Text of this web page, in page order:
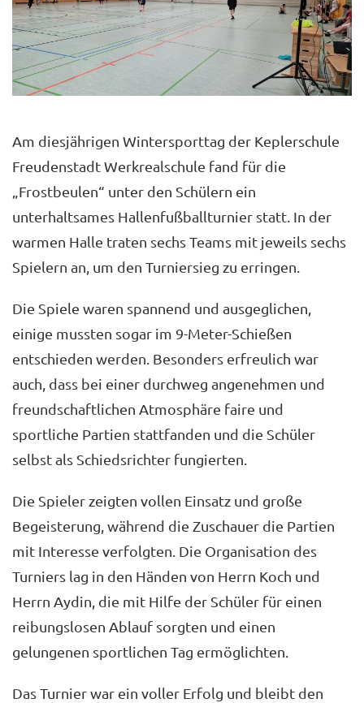
Am diesjährigen Wintersporttag der Keplerschule
Freudenstadt Werkrealschule fand für die
„Frostbeulen“ unter den Schülern ein
unterhaltsames Hallenfußballturnier statt. In der
warmen Halle traten sechs Teams mit jeweils sechs
Spielern an, um den Turniersieg zu erringen.
Die Spiele waren spannend und ausgeglichen,
einige mussten sogar im 9-Meter-Schießen
entschieden werden. Besonders erfreulich war
auch, dass bei einer durchweg angenehmen und
freundschaftlichen Atmosphäre faire und
sportliche Partien stattfanden und die Schüler
selbst als Schiedsrichter fungierten.
Die Spieler zeigten vollen Einsatz und große
Begeisterung, während die Zuschauer die Partien
mit Interesse verfolgten. Die Organisation des
Turniers lag in den Händen von Herrn Koch und
Herrn Aydin, die mit Hilfe der Schüler für einen
reibungslosen Ablauf sorgten und einen
gelungenen sportlichen Tag ermöglichten.
Das Turnier war ein voller Erfolg und bleibt den